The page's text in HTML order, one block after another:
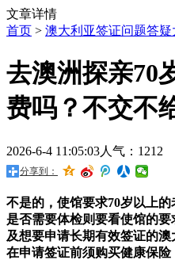
文章详情
首页 > 澳大利亚签证问题答疑
去澳洲探亲70
费吗？不交不
2026-6-4 11:05:03人气：1212
分享到：
不是的，使馆要求70岁以上
是否需要体检则要看使馆的
及想要申请长期有效签证的
在申请签证前须购买健康保